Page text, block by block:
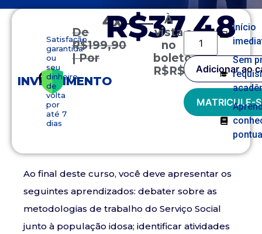
Ao final deste curso, você deve apresentar os
seguintes aprendizados: debater sobre as
metodologias de trabalho do Serviço Social
junto à população idosa; identificar atividades
INVESTIMENTO
Satisfação
garantida
ou
seu
dinheiro
de
volta
por
até 7
dias
De
R$199,90
| Por
4x
R$37,48
À
vista
no
boleto
R$R$149,90
Adicionar ao
MATRICULE-
Início
Sem